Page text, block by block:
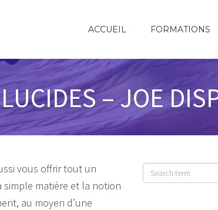
ACCUEIL FORMATIONS
– JOE
vous offrir tout un
simple matière et la notion
au moyen d’une